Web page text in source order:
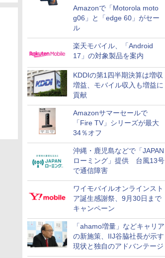
Amazonで「Motorola moto
g06」と「edge 60」がセー
ル
楽天モバイル、「Android
17」の対象製品を案内
KDDIの第1四半期決算は増収
増益、モバイル収入も増益に
貢献
Amazonサマーセールで
「Fire TV」シリーズが最大
34％オフ
沖縄・鹿児島などで「JAPAN
ローミング」提供 台風13号
で通信障害
ワイモバイルオンラインスト
ア誕生感謝祭、9月30日まで
キャンペーン
「ahamo増量」などキャリア
の新施策、IIJ谷脇社長が示す
現状と独自のアドバンテージ